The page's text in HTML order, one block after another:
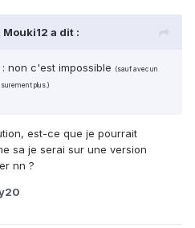
Mouki12 a dit :
non c'est impossible (sauf avec un
surement plus.)
est-ce que je pourrait
sa je serai sur une version
nn ?